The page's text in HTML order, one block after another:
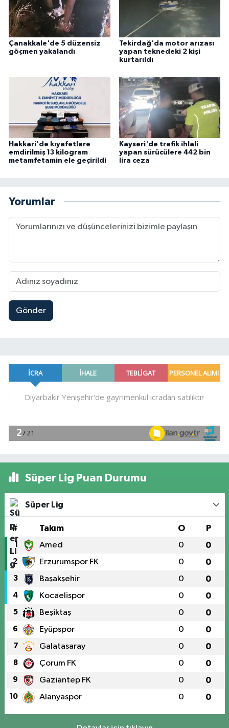
Çanakkale'de 5 düzensiz
göçmen yakalandı
Tekirdağ'da motor arızası
yapan teknedeki 2 kişi
kurtarıldı
Hakkari'de kıyafetlere
emdirilmiş 13 kilogram
metamfetamin ele geçirildi
Kayseri'de trafik ihlali
yapan sürücülere 442 bin
lira ceza
Yorumlar
Gönder
Süper Lig Puan Durumu
Süper Lig
# Takım O P
1 Amed 0 0
2 Erzurumspor FK 0 0
3 Başakşehir 0 0
4 Kocaelispor 0 0
5 Beşiktaş 0 0
6 Eyüpspor 0 0
7 Galatasaray 0 0
8 Çorum FK 0 0
9 Gaziantep FK 0 0
10 Alanyaspor 0 0